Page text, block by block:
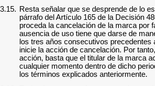
3.15. Resta señalar que se desprende de lo
párrafo del Artículo 165 de la Decisión
proceda la cancelación de la marca por
ausencia de uso tiene que darse de
los tres años consecutivos precedentes
inicie la acción de cancelación. Por
acción, basta que el titular de la marca
cualquier momento dentro de dicho
los términos explicados anteriormente.